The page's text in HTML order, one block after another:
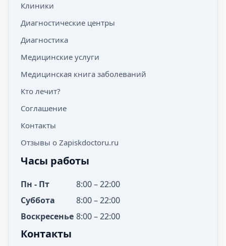
Клиники
Диагностические центры
Диагностика
Медицинские услуги
Медицинская книга заболеваний
Кто лечит?
Соглашение
Контакты
Отзывы о Zapiskdoctoru.ru
Часы работы
Пн - Пт
8:00 – 22:00
Суббота
8:00 – 22:00
Воскресенье 8:00 – 22:00
Контакты